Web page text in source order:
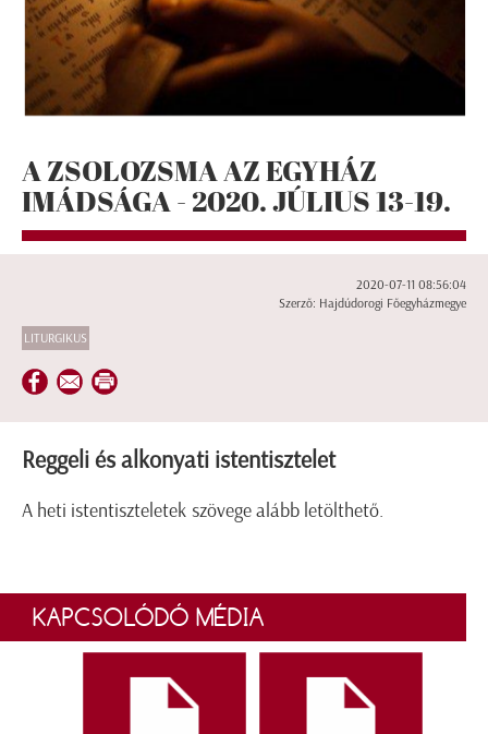
A ZSOLOZSMA AZ EGYHÁZ
IMÁDSÁGA - 2020. JÚLIUS 13-19.
2020-07-11 08:56:04
Szerző: Hajdúdorogi Főegyházmegye
LITURGIKUS
Reggeli és alkonyati istentisztelet
A heti istentiszteletek szövege alább letölthető.
KAPCSOLÓDÓ MÉDIA